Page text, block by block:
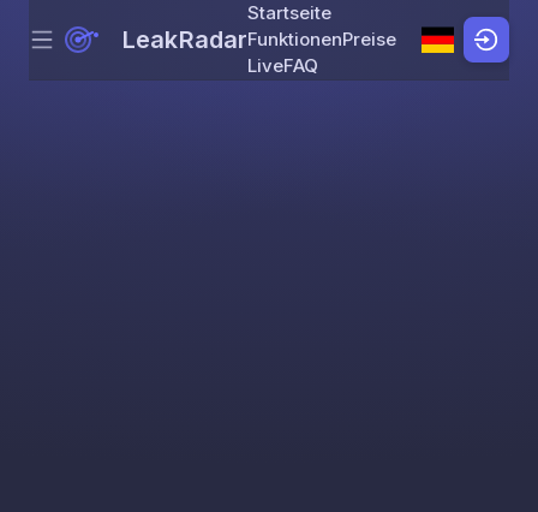
Skip to content
Menu LeakRadar
Startseite
FunktionenPreise
LiveFAQ